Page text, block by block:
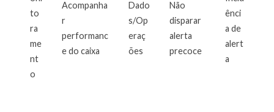
to
ra
me
nt
o
Acompanha
r
performanc
e do caixa
Dado
s/Op
eraç
ões
Não
disparar
alerta
precoce
ênci
a de
alert
a